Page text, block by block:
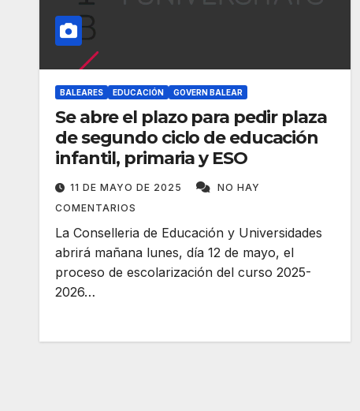
BALEARES EDUCACIÓN GOVERN BALEAR
Se abre el plazo para pedir plaza
de segundo ciclo de educación
infantil, primaria y ESO
11 DE MAYO DE 2025
NO HAY
COMENTARIOS
La Conselleria de Educación y Universidades
abrirá mañana lunes, día 12 de mayo, el
proceso de escolarización del curso 2025-
2026…